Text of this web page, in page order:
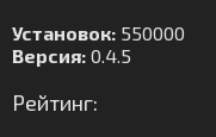
Установок: 550000
Версия: 0.4.5
Рейтинг: